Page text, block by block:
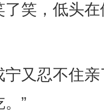
笑，低头
忍不住亲
”